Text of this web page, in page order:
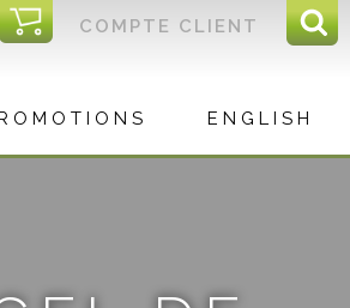
COMPTE CLIENT
I
C
ENGLISH